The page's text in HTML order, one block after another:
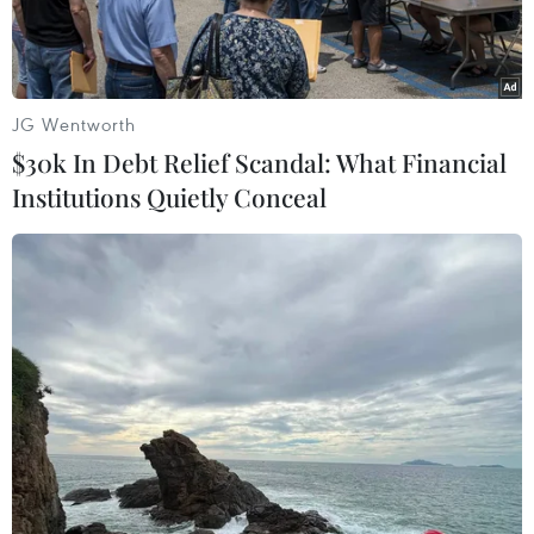
do Mỹ đề xuất.
Máy bay Mi-35m của Nga phóng tên lửa nhằm vào lực lượng
Ukraine xâm nhập vùng Kursk hồi tháng Tám năm ngoái. (Getty
Images/TTXVN)
Ngày 2/4, Bộ Quốc phòng Nga cáo buộc quân đội
JG Wentworth
$30k In Debt Relief Scandal: What Financial
Institutions Quietly Conceal